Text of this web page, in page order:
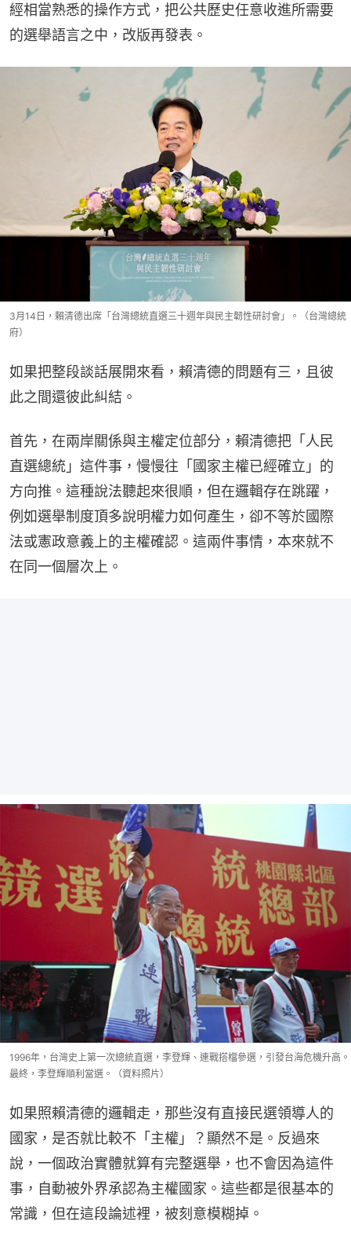
經相當熟悉的操作方式，把公共歷史任意收進所需要
的選舉語言之中，改版再發表。
3月14日，賴清德出席「台灣總統直選三十週年與民主韌性研討會」。（台灣總統
府）
如果把整段談話展開來看，賴清德的問題有三，且彼
此之間還彼此糾結。
首先，在兩岸關係與主權定位部分，賴清德把「人民
直選總統」這件事，慢慢往「國家主權已經確立」的
方向推。這種說法聽起來很順，但在邏輯存在跳躍，
例如選舉制度頂多說明權力如何產生，卻不等於國際
法或憲政意義上的主權確認。這兩件事情，本來就不
在同一個層次上。
1996年，台灣史上第一次總統直選，李登輝、連戰搭檔參選，引發台海危機升高。
最終，李登輝順利當選。（資料照片）
如果照賴清德的邏輯走，那些沒有直接民選領導人的
國家，是否就比較不「主權」？顯然不是。反過來
說，一個政治實體就算有完整選舉，也不會因為這件
事，自動被外界承認為主權國家。這些都是很基本的
常識，但在這段論述裡，被刻意模糊掉。